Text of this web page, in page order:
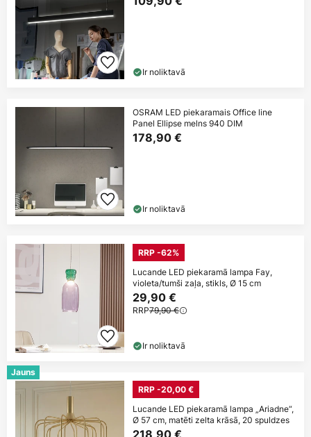
Ir noliktavā
OSRAM LED piekaramais Office line
Panel Ellipse melns 940 DIM
178,90 €
Ir noliktavā
RRP -62%
Lucande LED piekaramā lampa Fay,
violeta/tumši zaļa, stikls, Ø 15 cm
29,90 €
RRP79,90 €
Ir noliktavā
Jauns
RRP -20,00 €
Lucande LED piekaramā lampa „Ariadne“,
Ø 57 cm, matēti zelta krāsā, 20 spuldzes